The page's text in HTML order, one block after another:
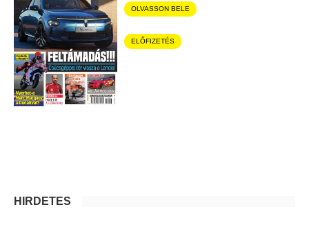
OLVASSON BELE
ELŐFIZETÉS
HIRDETÉS